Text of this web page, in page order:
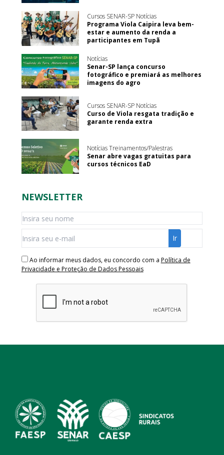
Cursos SENAR-SP Notícias
Programa Viola Caipira leva bem-
estar e aumento da renda a
participantes em Tupã
Notícias
Senar-SP lança concurso
fotográfico e premiará as melhores
imagens do agro
Cursos SENAR-SP Notícias
Curso de Viola resgata tradição e
garante renda extra
Notícias Treinamentos/Palestras
Senar abre vagas gratuitas para
cursos técnicos EaD
NEWSLETTER
Ao informar meus dados, eu concordo com a Política de
Privacidade e Proteção de Dados Pessoais